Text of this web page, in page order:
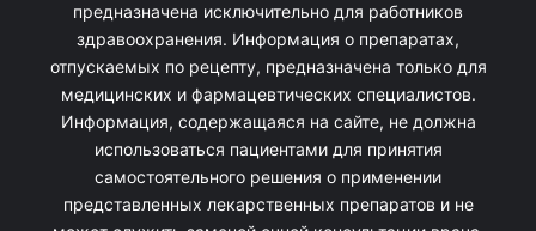
предназначена исключительно для работников
здравоохранения. Информация о препаратах,
отпускаемых по рецепту, предназначена только для
медицинских и фармацевтических специалистов.
Информация, содержащаяся на сайте, не должна
использоваться пациентами для принятия
самостоятельного решения о применении
представленных лекарственных препаратов и не